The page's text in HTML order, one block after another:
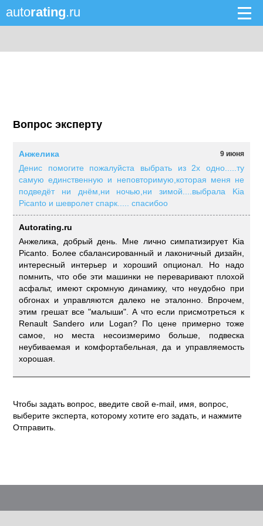
autorating.ru
Вопрос эксперту
9 июня
Анжелика
Денис помогите пожалуйста выбрать из 2х одно.....ту
самую единственную и неповторимую,которая меня не
подведёт ни днём,ни ночью,ни зимой....выбрала Kia
Picanto и шевролет спарк..... спасибоо
Autorating.ru
Анжелика, добрый день. Мне лично симпатизирует Kia
Picanto. Более сбалансированный и лаконичный дизайн,
интересный интерьер и хороший опционал. Но надо
помнить, что обе эти машинки не переваривают плохой
асфальт, имеют скромную динамику, что неудобно при
обгонах и управляются далеко не эталонно. Впрочем,
этим грешат все "малыши". А что если присмотреться к
Renault Sandero или Logan? По цене примерно тоже
самое, но места несоизмеримо больше, подвеска
неубиваемая и комфортабельная, да и управляемость
хорошая.
Чтобы задать вопрос, введите свой e-mail, имя, вопрос,
выберите эксперта, которому хотите его задать, и нажмите
Отправить.